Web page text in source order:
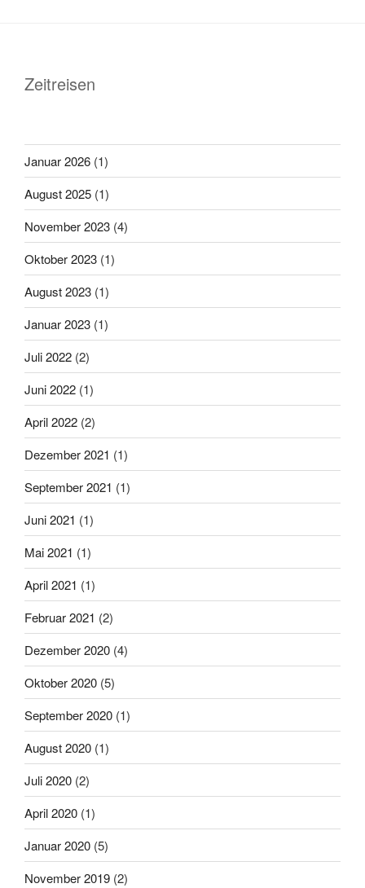
Zeitreisen
Januar 2026 (1)
August 2025 (1)
November 2023 (4)
Oktober 2023 (1)
August 2023 (1)
Januar 2023 (1)
Juli 2022 (2)
Juni 2022 (1)
April 2022 (2)
Dezember 2021 (1)
September 2021 (1)
Juni 2021 (1)
Mai 2021 (1)
April 2021 (1)
Februar 2021 (2)
Dezember 2020 (4)
Oktober 2020 (5)
September 2020 (1)
August 2020 (1)
Juli 2020 (2)
April 2020 (1)
Januar 2020 (5)
November 2019 (2)